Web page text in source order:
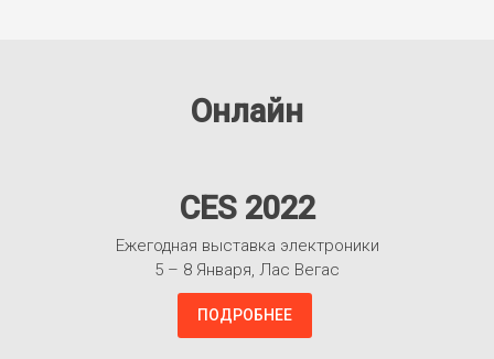
Онлайн
CES 2022
Ежегодная выставка электроники
5 – 8 Января, Лас Вегас
ПОДРОБНЕЕ